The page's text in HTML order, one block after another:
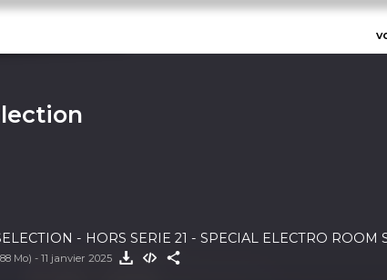
- HORS SERIE 21 - SPECIAL ELECTRO ROOM
Mo) - 11 janvier 2025